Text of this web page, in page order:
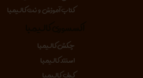
کتاب آموزش و نت کالیمبا
چکش کالیمبا
استند کالیمبا